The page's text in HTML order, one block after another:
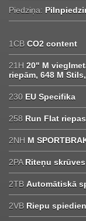
Piedziņa:
1CB CO2 content
21H 20" M
riepām, 648 M
230 EU Specifika
258 Run Flat riepas
2NH M
2PA Riteņu
2TB Automātiskā
2VB Riepu